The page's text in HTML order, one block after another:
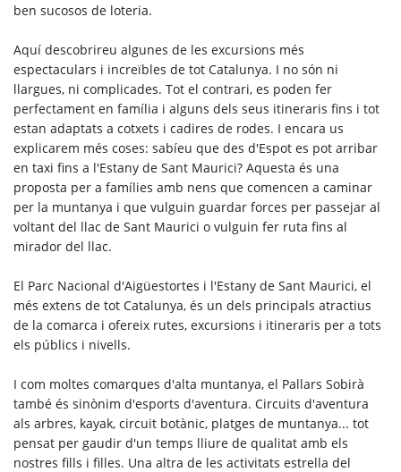
ben sucosos de loteria.
Aquí descobrireu algunes de les excursions més
espectaculars i increïbles de tot Catalunya. I no són ni
llargues, ni complicades. Tot el contrari, es poden fer
perfectament en família i alguns dels seus itineraris fins i tot
estan adaptats a cotxets i cadires de rodes. I encara us
explicarem més coses: sabíeu que des d'Espot es pot arribar
en taxi fins a l'Estany de Sant Maurici? Aquesta és una
proposta per a famílies amb nens que comencen a caminar
per la muntanya i que vulguin guardar forces per passejar al
voltant del llac de Sant Maurici o vulguin fer ruta fins al
mirador del llac.
El Parc Nacional d'Aigüestortes i l'Estany de Sant Maurici, el
més extens de tot Catalunya, és un dels principals atractius
de la comarca i ofereix rutes, excursions i itineraris per a tots
els públics i nivells.
I com moltes comarques d'alta muntanya, el Pallars Sobirà
també és sinònim d'esports d'aventura. Circuits d'aventura
als arbres, kayak, circuit botànic, platges de muntanya... tot
pensat per gaudir d'un temps lliure de qualitat amb els
nostres fills i filles. Una altra de les activitats estrella del